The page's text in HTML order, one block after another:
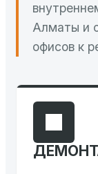
Алматы и
офисов к